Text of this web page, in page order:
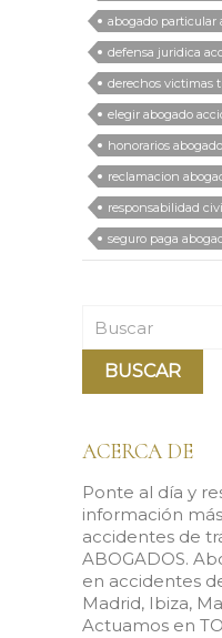
abogado particular
defensa juridica
derechos victimas
elegir abogado
honorarios
reclamacion
responsabilidad
seguro paga
ACERCA DE
Ponte al día y
información
accidentes de
ABOGADOS.
en accidentes
Madrid, Ibiza,
Actuamos en